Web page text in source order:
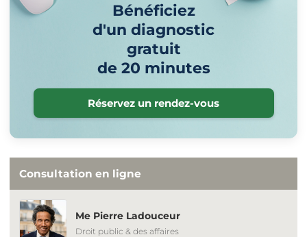
Bénéficiez
d'un diagnostic
gratuit
de 20 minutes
Réservez un rendez-vous
Consultation en ligne
Me Pierre Ladouceur
Droit public & des affaires